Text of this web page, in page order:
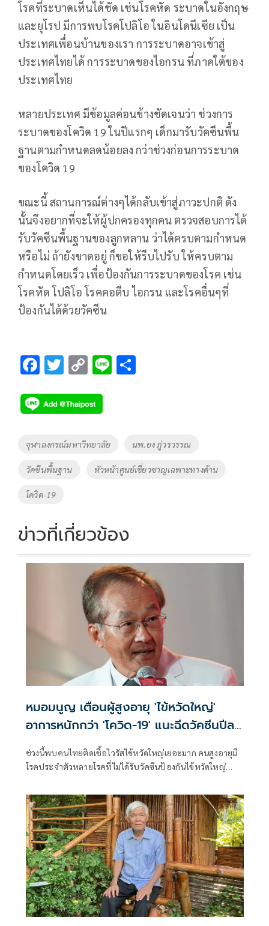
โรคที่ระบาดเห็นได้ชัด เช่นโรคหัด ระบาดในอังกฤษ
และยุโรป มีการพบโรคโปลิโอ ในอินโดนีเซีย เป็น
ประเทศเพื่อนบ้านของเรา การระบาดอาจเข้าสู่
ประเทศไทยได้ การระบาดของไอกรน ที่ภาคใต้ของ
ประเทศไทย
หลายประเทศ มีข้อมูลค่อนข้างชัดเจนว่า ช่วงการ
ระบาดของโควิด 19 ในปีแรกๆ เด็กมารับวัคซีนพื้น
ฐานตามกำหนดลดน้อยลง กว่าช่วงก่อนการระบาด
ของโควิด 19
ขณะนี้ สถานการณ์ต่างๆได้กลับเข้าสู่ภาวะปกติ ดัง
นั้นจึงอยากที่จะให้ผู้ปกครองทุกคน ตรวจสอบการได้
รับวัคซีนพื้นฐานของลูกหลาน ว่าได้ครบตามกำหนด
หรือไม่ ถ้ายังขาดอยู่ ก็ขอให้รีบไปรับ ให้ครบตาม
กำหนดโดยเร็ว เพื่อป้องกันการระบาดของโรค เช่น
โรคหัด โปลิโอ โรคคอตีบ ไอกรน และโรคอื่นๆที่
ป้องกันได้ด้วยวัคซีน
F
e
b
o
o
k
T
tt
er
C
p
y
Li
n
k
Li
Tags
จุฬาลงกรณ์มหาวิทยาลัย นพ.ยง ภู่วรวรรณ
วัคซีนพื้นฐาน หัวหน้าศูนย์เชี่ยวชาญเฉพาะทางด้าน
โควิด-19
ข่าวที่เกี่ยวข้อง
หมอมนูญ เตือนผู้สูงอายุ 'ไข้หวัดใหญ่'
อาการหนักกว่า 'โควิด-19' แนะฉีดวัคซีนปีละ
เข็ม ลดรุนแรง
ช่วงนี้พบคนไทยติดเชื้อไวรัสไข้หวัดใหญ่เยอะมาก คนสูงอายุมี
โรคประจำตัวหลายโรคที่ไม่ได้รับวัคซีนป้องกันไข้หวัดใหญ่